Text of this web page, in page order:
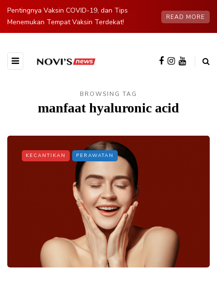
Pentingnya Vaksin COVID-19, dan Tips
Menemukan Tempat Vaksin Terdekat!
READ MORE
BROWSING TAG
manfaat hyaluronic acid
KECANTIKAN PERAWATAN